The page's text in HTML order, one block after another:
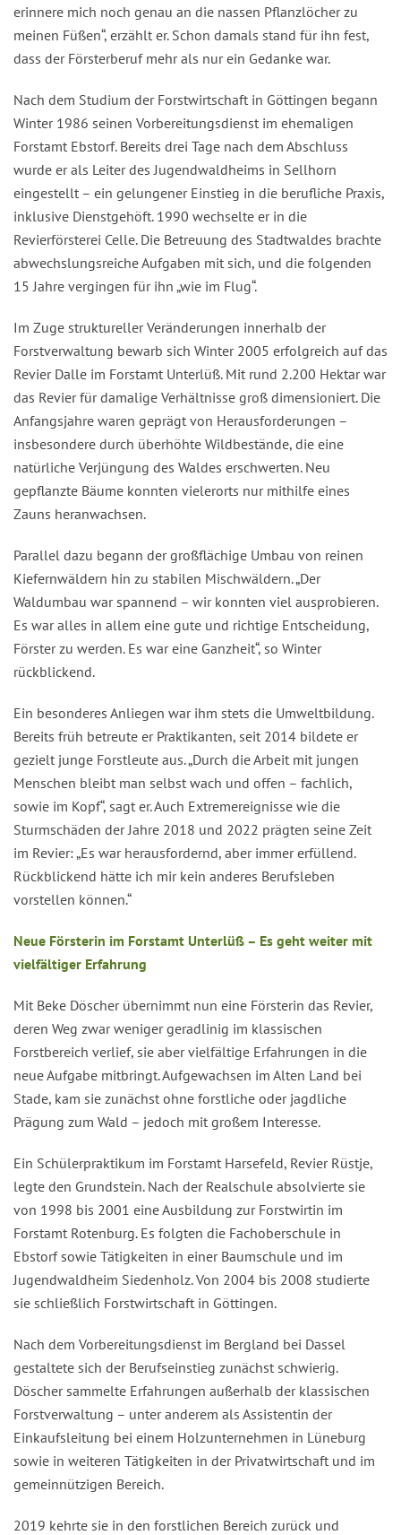
erinnere mich noch genau an die nassen Pflanzlöcher zu
meinen Füßen“, erzählt er. Schon damals stand für ihn fest,
dass der Försterberuf mehr als nur ein Gedanke war.
Nach dem Studium der Forstwirtschaft in Göttingen begann
Winter 1986 seinen Vorbereitungsdienst im ehemaligen
Forstamt Ebstorf. Bereits drei Tage nach dem Abschluss
wurde er als Leiter des Jugendwaldheims in Sellhorn
eingestellt – ein gelungener Einstieg in die berufliche Praxis,
inklusive Dienstgehöft. 1990 wechselte er in die
Revierförsterei Celle. Die Betreuung des Stadtwaldes brachte
abwechslungsreiche Aufgaben mit sich, und die folgenden
15 Jahre vergingen für ihn „wie im Flug“.
Im Zuge struktureller Veränderungen innerhalb der
Forstverwaltung bewarb sich Winter 2005 erfolgreich auf das
Revier Dalle im Forstamt Unterlüß. Mit rund 2.200 Hektar war
das Revier für damalige Verhältnisse groß dimensioniert. Die
Anfangsjahre waren geprägt von Herausforderungen –
insbesondere durch überhöhte Wildbestände, die eine
natürliche Verjüngung des Waldes erschwerten. Neu
gepflanzte Bäume konnten vielerorts nur mithilfe eines
Zauns heranwachsen.
Parallel dazu begann der großflächige Umbau von reinen
Kiefernwäldern hin zu stabilen Mischwäldern. „Der
Waldumbau war spannend – wir konnten viel ausprobieren.
Es war alles in allem eine gute und richtige Entscheidung,
Förster zu werden. Es war eine Ganzheit“, so Winter
rückblickend.
Ein besonderes Anliegen war ihm stets die Umweltbildung.
Bereits früh betreute er Praktikanten, seit 2014 bildete er
gezielt junge Forstleute aus. „Durch die Arbeit mit jungen
Menschen bleibt man selbst wach und offen – fachlich,
sowie im Kopf“, sagt er. Auch Extremereignisse wie die
Sturmschäden der Jahre 2018 und 2022 prägten seine Zeit
im Revier: „Es war herausfordernd, aber immer erfüllend.
Rückblickend hätte ich mir kein anderes Berufsleben
vorstellen können.“
Neue Försterin im Forstamt Unterlüß – Es geht weiter mit
vielfältiger Erfahrung
Mit Beke Döscher übernimmt nun eine Försterin das Revier,
deren Weg zwar weniger geradlinig im klassischen
Forstbereich verlief, sie aber vielfältige Erfahrungen in die
neue Aufgabe mitbringt. Aufgewachsen im Alten Land bei
Stade, kam sie zunächst ohne forstliche oder jagdliche
Prägung zum Wald – jedoch mit großem Interesse.
Ein Schülerpraktikum im Forstamt Harsefeld, Revier Rüstje,
legte den Grundstein. Nach der Realschule absolvierte sie
von 1998 bis 2001 eine Ausbildung zur Forstwirtin im
Forstamt Rotenburg. Es folgten die Fachoberschule in
Ebstorf sowie Tätigkeiten in einer Baumschule und im
Jugendwaldheim Siedenholz. Von 2004 bis 2008 studierte
sie schließlich Forstwirtschaft in Göttingen.
Nach dem Vorbereitungsdienst im Bergland bei Dassel
gestaltete sich der Berufseinstieg zunächst schwierig.
Döscher sammelte Erfahrungen außerhalb der klassischen
Forstverwaltung – unter anderem als Assistentin der
Einkaufsleitung bei einem Holzunternehmen in Lüneburg
sowie in weiteren Tätigkeiten in der Privatwirtschaft und im
gemeinnützigen Bereich.
2019 kehrte sie in den forstlichen Bereich zurück und